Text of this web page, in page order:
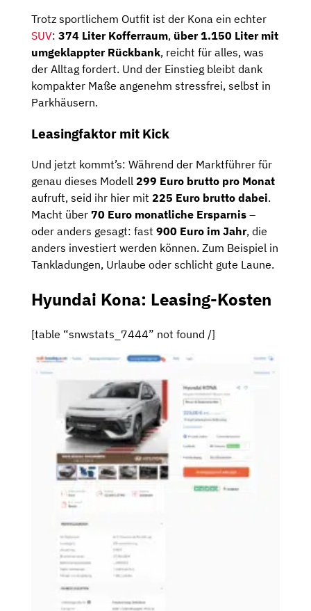
Trotz sportlichem Outfit ist der Kona ein echter
SUV: 374 Liter Kofferraum, über 1.150 Liter mit
umgeklappter Rückbank, reicht für alles, was
der Alltag fordert. Und der Einstieg bleibt dank
kompakter Maße angenehm stressfrei, selbst in
Parkhäusern.
Leasingfaktor mit Kick
Und jetzt kommt’s: Während der Marktführer für
genau dieses Modell 299 Euro brutto pro Monat
aufruft, seid ihr hier mit 225 Euro brutto dabei.
Macht über 70 Euro monatliche Ersparnis –
oder anders gesagt: fast 900 Euro im Jahr, die
anders investiert werden können. Zum Beispiel in
Tankladungen, Urlaube oder schlicht gute Laune.
Hyundai Kona: Leasing-Kosten
[table “snwstats_7444” not found /]